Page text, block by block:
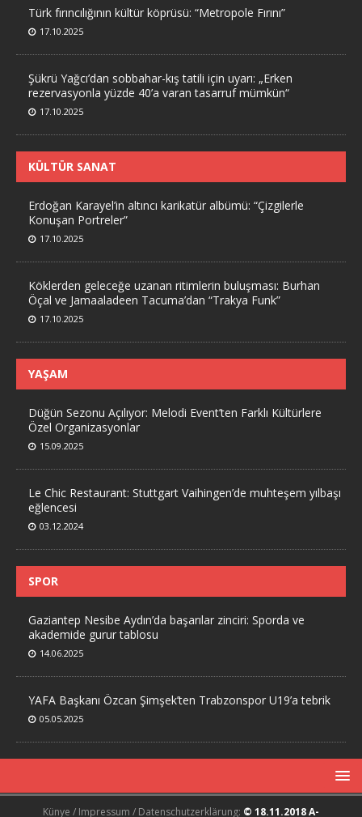
Türk fırıncılığının kültür köprüsü: “Metropole Fırını”
17.10.2025
Şükrü Yağcı’dan sobbahar-kış tatili için uyarı: „Erken
rezervasyonla yüzde 40’a varan tasarruf mümkün“
17.10.2025
KÜLTÜR SANAT
Erdoğan Karayel’in altıncı karikatür albümü: “Çizgilerle
Konuşan Portreler”
17.10.2025
Köklerden geleceğe uzanan ritimlerin buluşması: Burhan
Öçal ve Jamaaladeen Tacuma’dan “Trakya Funk”
17.10.2025
YAŞAM
Düğün Sezonu Açılıyor: Melodi Event’ten Farklı Kültürlere
Özel Organizasyonlar
15.09.2025
Le Chic Restaurant: Stuttgart Vaihingen’de muhteşem yılbaşı
eğlencesi
03.12.2024
SPOR
Gaziantep Nesibe Aydın’da başarılar zinciri: Sporda ve
akademide gurur tablosu
14.06.2025
YAFA Başkanı Özcan Şimşek’ten Trabzonspor U19’a tebrik
05.05.2025
Künye / Impressum / Datenschutzerklärung: © 18.11.2018 A-